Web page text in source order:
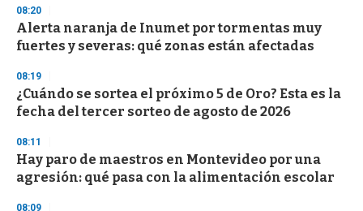
d
s
o
f
3
s
e
c
n
d
08:20
Alerta naranja de Inumet por tormentas muy
fuertes y severas: qué zonas están afectadas
08:19
¿Cuándo se sortea el próximo 5 de Oro? Esta es la
fecha del tercer sorteo de agosto de 2026
08:11
Hay paro de maestros en Montevideo por una
agresión: qué pasa con la alimentación escolar
08:09